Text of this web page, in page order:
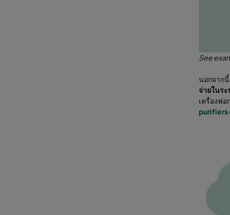
See
นอกจาก
จ่ายในระ
เครื่องฟ
purifiers